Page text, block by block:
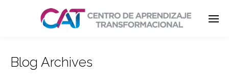
Enter tracking ID
Blog Archives